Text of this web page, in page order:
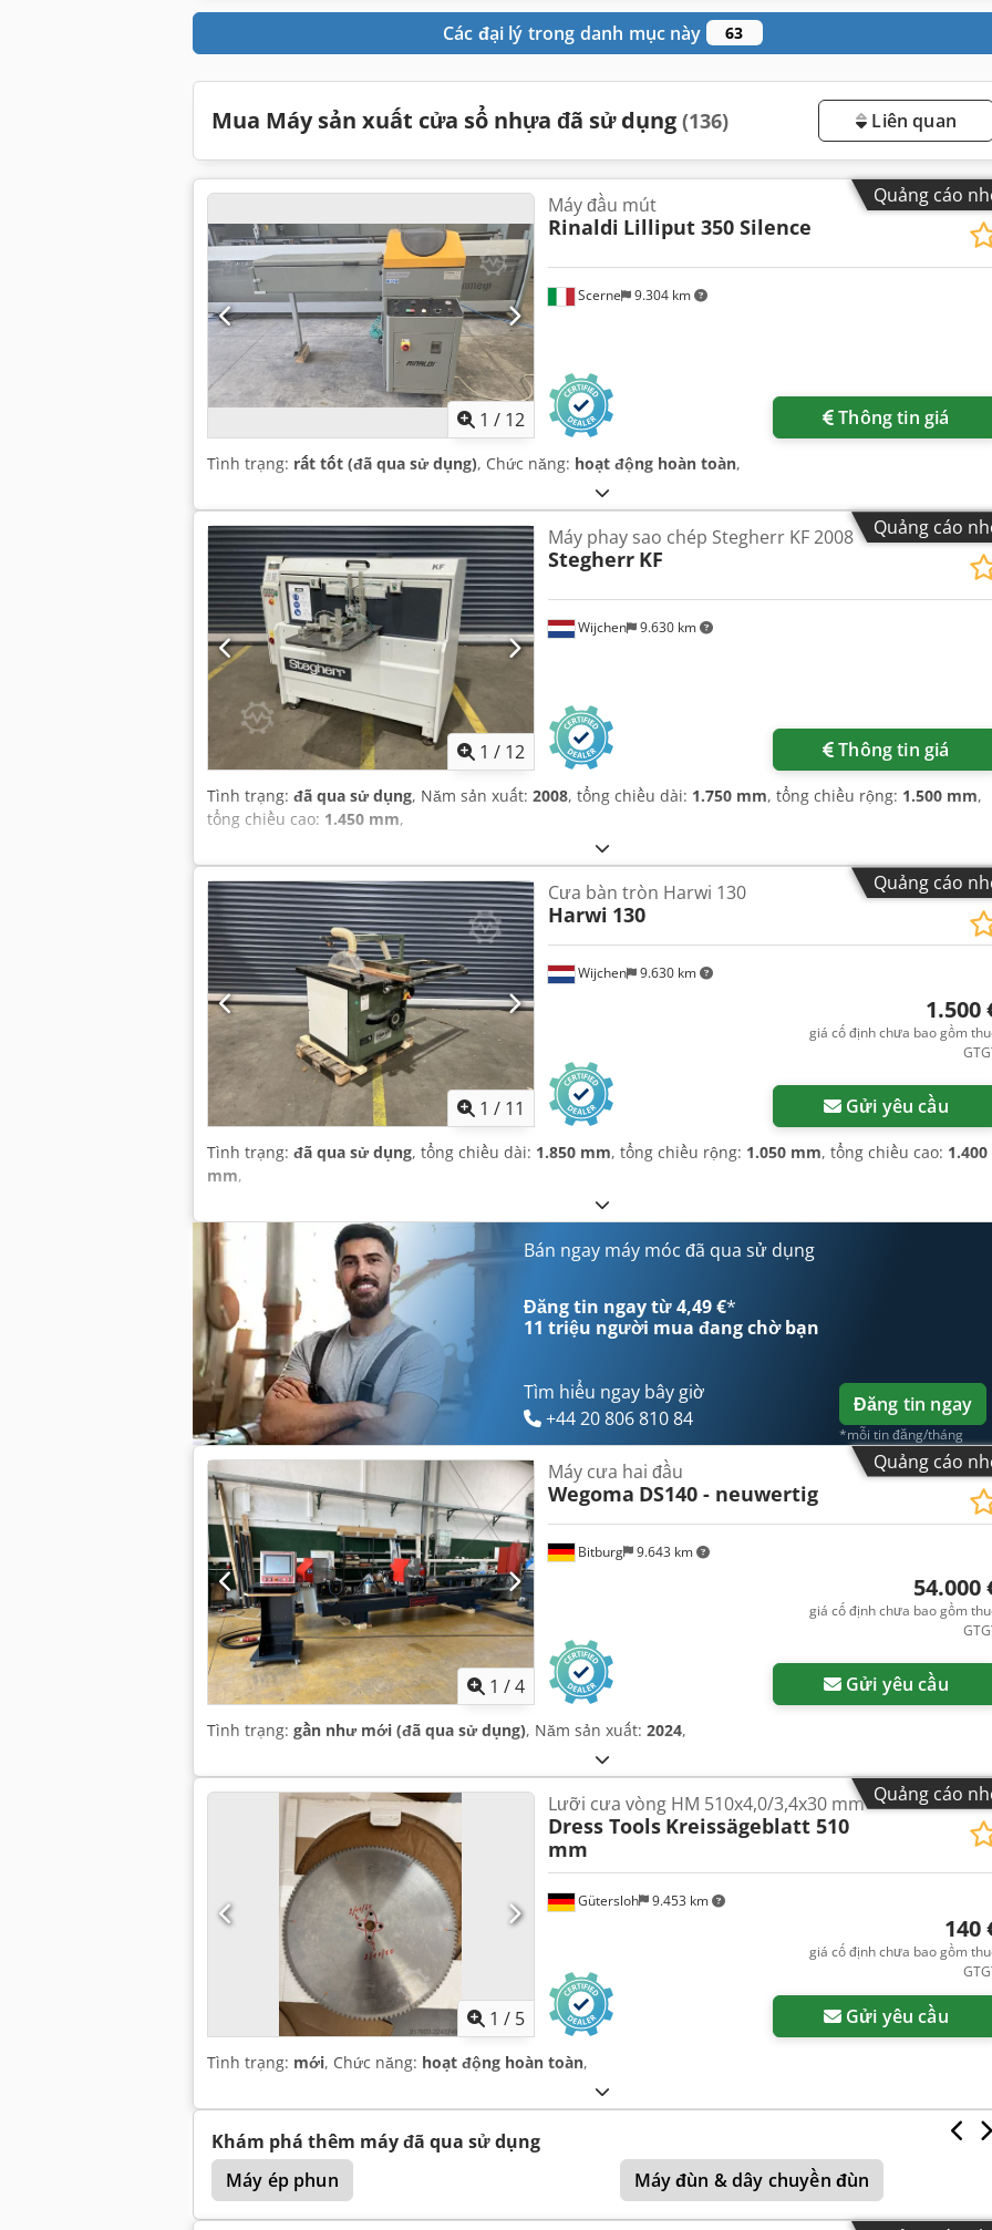
Các đại lý trong danh mục này 63
Mua Máy sản xuất cửa sổ nhựa đã sử dụng (136) Liên quan
Quảng cáo
1 / 12
Scerne 9.304 km
Máy đầu mút
Rinaldi Lilliput 350 Silence
Thông tin giá
Tình trạng: rất tốt (đã qua sử dụng), Chức năng: hoạt động hoàn toàn,
Quảng cáo
1 / 12
Wijchen 9.630 km
Máy phay sao chép Stegherr KF 2008
Stegherr KF
Thông tin giá
Tình trạng: đã qua sử dụng, Năm sản xuất: 2008, tổng chiều dài: 1.750 mm, tổng chiều rộng: 1.500 mm,
tổng chiều cao: 1.450 mm,
Quảng cáo
1 / 11
Wijchen 9.630 km
Cưa bàn tròn Harwi 130
Harwi 130
1.500
giá cố định chưa bao gồm
Gửi yêu cầu
Tình trạng: đã qua sử dụng, tổng chiều dài: 1.850 mm, tổng chiều rộng: 1.050 mm, tổng chiều cao: 1.400
mm,
Bán ngay máy móc đã qua sử dụng
Đăng tin ngay từ 4,49 €*
11 triệu người mua đang chờ bạn
Tìm hiểu ngay bây giờ
+44 20 806 810 84
Đăng tin ngay
*mỗi tin đăng/tháng
Quảng cáo
1 /4
Bitburg 9.643 km
Máy cưa hai đầu
Wegoma DS140 - neuwertig
54.000
giá cố định chưa bao gồm
Gửi yêu cầu
Tình trạng: gần như mới (đã qua sử dụng), Năm sản xuất: 2024,
Quảng cáo
1 / 5
Gütersloh 9.453 km
Lưỡi cưa vòng HM 510x4,0/3,4x30 mm
Dress Tools Kreissägeblatt 510
mm
140
giá cố định chưa bao gồm
Gửi yêu cầu
Tình trạng: mới, Chức năng: hoạt động hoàn toàn,
Khám phá thêm máy đã qua sử dụng
Máy ép phun
Máy đùn & dây chuyền đùn